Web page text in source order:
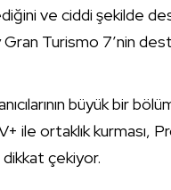
ve ciddi şekilde
Gran Turismo 7’nin
büyük bir
ile ortaklık kurması,
çekiyor.